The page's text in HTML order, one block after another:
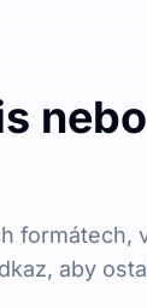
formátech,
aby